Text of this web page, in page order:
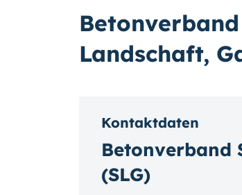
Landschaft,
Kontaktdaten
Betonverband
(SLG)